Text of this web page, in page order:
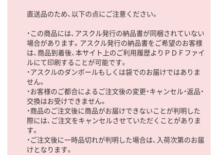
直送品のため、以下の点にご注意ください。
・この商品には、アスクル発行の納品書が同梱されていない
場合があります。アスクル発行の納品書をご希望のお客様
は、商品到着後、本サイト上のご利用履歴よりＰＤＦファイ
ルにて印刷することが可能です。
・アスクルのダンボールもしくは袋でのお届けではありま
せん。
・お客様のご都合によるご注文後の変更・キャンセル・返品・
交換はお受けできません。
・商品のご注文後に商品がお届けできないことが判明した
際には、ご注文をキャンセルさせていただくことがありま
す。
・ご注文後に一時品切れが判明した場合は、入荷次第のお届
けとなります。